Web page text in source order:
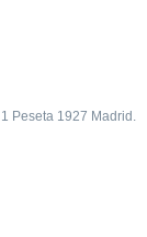
1 Peseta 1927 Madrid.